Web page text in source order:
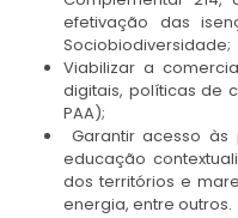
efetivação das
Sociobiodiversidade;
Viabilizar a
digitais, políticas de
PAA);
Garantir acesso às
educação
dos territórios e
energia, entre outros.